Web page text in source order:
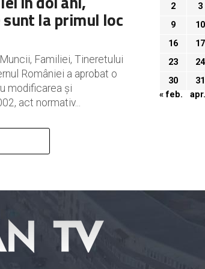
la primul loc
Familiei, Tineretului
României a aprobat o
modificarea și
act normativ...
2 3
9
10
16
17
23
24
30
31
« feb.